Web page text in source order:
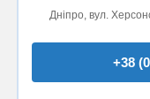
Дніпро, вул.
+38